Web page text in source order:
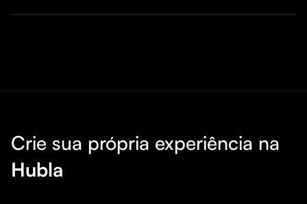
Crie sua própria experiência na
Hubla